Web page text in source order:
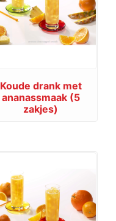
Koude drank met
ananassmaak (5
zakjes)